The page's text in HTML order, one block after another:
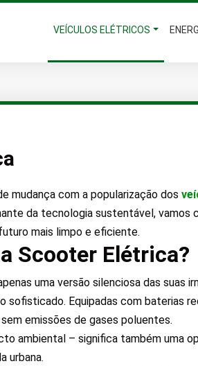
VEÍCULOS ELÉTRICOS
mudança com a popularização dos
da tecnologia sustentável,
mais limpo e eficiente.
Scooter Elétrica?
uma versão silenciosa das suas
Equipadas com baterias
emissões de gases poluentes.
ambiental – significa também uma
urbana.